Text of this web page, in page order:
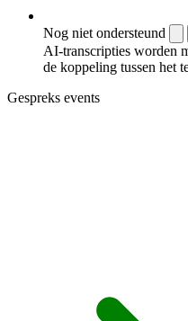
Nog niet ondersteund
AI-transcripties worden
de koppeling tussen het
Gespreks events